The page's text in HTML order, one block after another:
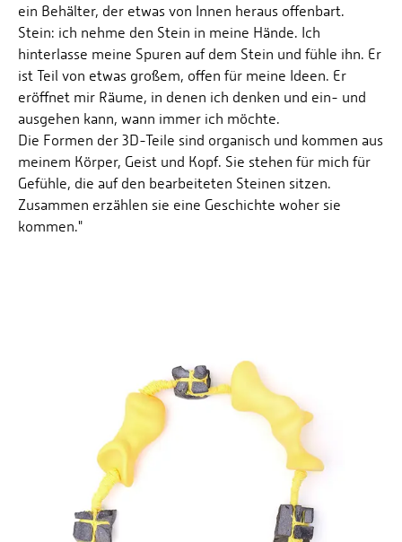
ein Behälter, der etwas von Innen heraus offenbart.
Stein: ich nehme den Stein in meine Hände. Ich
hinterlasse meine Spuren auf dem Stein und fühle ihn. Er
ist Teil von etwas großem, offen für meine Ideen. Er
eröffnet mir Räume, in denen ich denken und ein- und
ausgehen kann, wann immer ich möchte.
Die Formen der 3D-Teile sind organisch und kommen aus
meinem Körper, Geist und Kopf. Sie stehen für mich für
Gefühle, die auf den bearbeiteten Steinen sitzen.
Zusammen erzählen sie eine Geschichte woher sie
kommen."